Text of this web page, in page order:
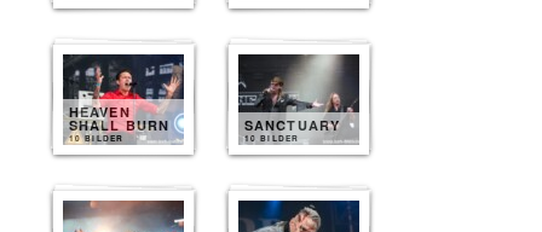
HEAVEN
SHALL BURN
10 BILDER
SANCTUARY
10 BILDER